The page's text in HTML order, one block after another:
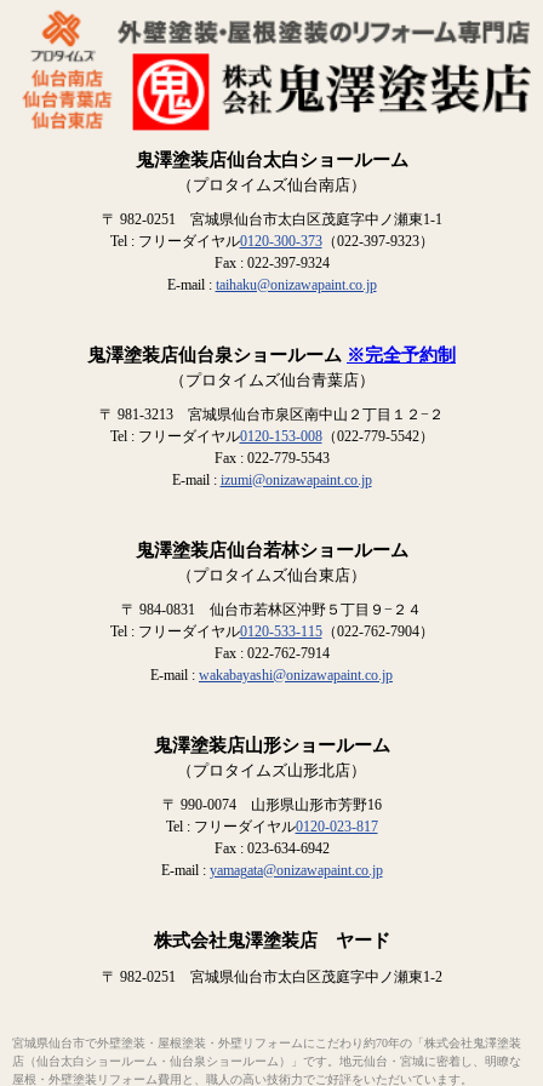
鬼澤塗装店仙台太白ショールーム
（プロタイムズ仙台南店）
〒 982-0251 宮城県仙台市太白区茂庭字中ノ瀬東1-1
Tel : フリーダイヤル0120-300-373（022-397-9323）
Fax : 022-397-9324
E-mail : taihaku@onizawapaint.co.jp
鬼澤塗装店仙台泉ショールーム ※完全予約制
（プロタイムズ仙台青葉店）
〒 981-3213 宮城県仙台市泉区南中山２丁目１２−２
Tel : フリーダイヤル0120-153-008（022-779-5542）
Fax : 022-779-5543
E-mail : izumi@onizawapaint.co.jp
鬼澤塗装店仙台若林ショールーム
（プロタイムズ仙台東店）
〒 984-0831 仙台市若林区沖野５丁目９−２４
Tel : フリーダイヤル0120-533-115（022-762-7904）
Fax : 022-762-7914
E-mail : wakabayashi@onizawapaint.co.jp
鬼澤塗装店山形ショールーム
（プロタイムズ山形北店）
〒 990-0074 山形県山形市芳野16
Tel : フリーダイヤル0120-023-817
Fax : 023-634-6942
E-mail : yamagata@onizawapaint.co.jp
株式会社鬼澤塗装店 ヤード
〒 982-0251 宮城県仙台市太白区茂庭字中ノ瀬東1-2
宮城県仙台市で外壁塗装・屋根塗装・外壁リフォームにこだわり約70年の「株式会社鬼澤塗装
店（仙台太白ショールーム・仙台泉ショールーム）」です。地元仙台・宮城に密着し、明瞭な
屋根・外壁塗装リフォーム費用と、職人の高い技術力でご好評をいただいています。